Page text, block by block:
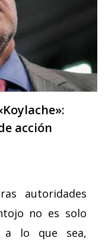
acción
autoridades
no es solo
a lo que sea,